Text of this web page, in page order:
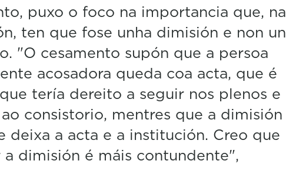
puxo o foco na importancia que, na
ten que fose unha dimisión e non un
"O cesamento supón que a persoa
acosadora queda coa acta, que é
tería dereito a seguir nos plenos e
consistorio, mentres que a dimisión
deixa a acta e a institución. Creo que
a dimisión é máis contundente",